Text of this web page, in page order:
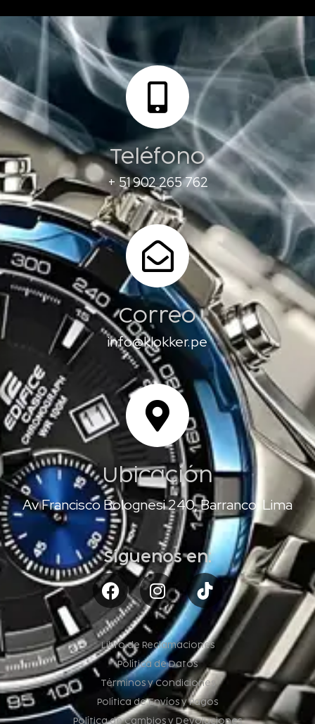
Teléfono
+ 51 902 265 762
Correo
info@klokker.pe
Ubicación
Av Francisco Bolognesi 240, Barranco, Lima
Síguenos en:
Libro de Reclamaciones
Política de Datos
Términos y Condiciones
Política de Envíos y Pagos
Política de Cambios y Devoluciones